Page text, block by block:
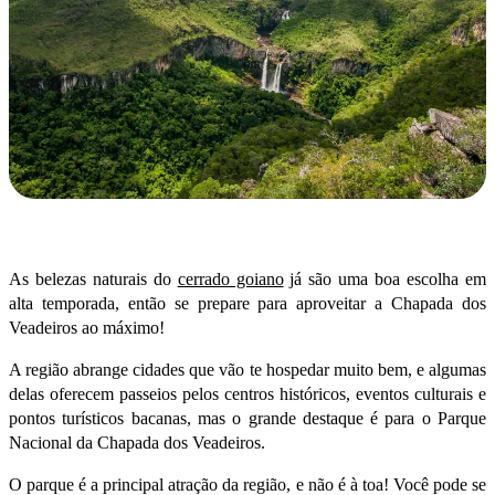
As belezas naturais do cerrado goianojá são uma boa escolha em
alta temporada, então se prepare para aproveitar a Chapada dos
Veadeiros ao máximo!
A região abrange cidades que vão te hospedar muito bem, e algumas
delas oferecem passeios pelos centros históricos, eventos culturais e
pontos turísticos bacanas, mas o grande destaque é para o Parque
Nacional da Chapada dos Veadeiros.
O parque é a principal atração da região, e não é à toa! Você pode se